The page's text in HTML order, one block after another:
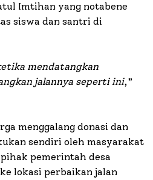
Imtihan yang notabene
siswa dan santri di
mendatangkan
jalannya seperti ini,”
menggalang donasi dan
sendiri oleh masyarakat
pemerintah desa
lokasi perbaikan jalan